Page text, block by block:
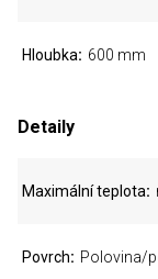
Hloubka 600 mm
Detaily
Maximální teplota
Povrch Polovina/